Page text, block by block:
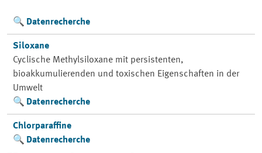
Datenrecherche
Siloxane
Cyclische Methylsiloxane mit persistenten,
bioakkumulierenden und toxischen Eigenschaften in der
Umwelt
Datenrecherche
Chlorparaffine
Datenrecherche